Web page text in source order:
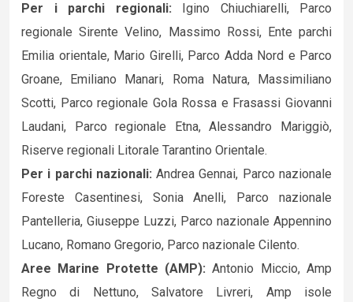
Per i parchi regionali: Igino Chiuchiarelli, Parco
regionale Sirente Velino, Massimo Rossi, Ente parchi
Emilia orientale, Mario Girelli, Parco Adda Nord e Parco
Groane, Emiliano Manari, Roma Natura, Massimiliano
Scotti, Parco regionale Gola Rossa e Frasassi Giovanni
Laudani, Parco regionale Etna, Alessandro Mariggiò,
Riserve regionali Litorale Tarantino Orientale.
Per i parchi nazionali:Andrea Gennai, Parco nazionale
Foreste Casentinesi, Sonia Anelli, Parco nazionale
Pantelleria, Giuseppe Luzzi, Parco nazionale Appennino
Lucano, Romano Gregorio, Parco nazionale Cilento.
Aree Marine Protette (AMP):Antonio Miccio, Amp
Regno di Nettuno, Salvatore Livreri, Amp isole